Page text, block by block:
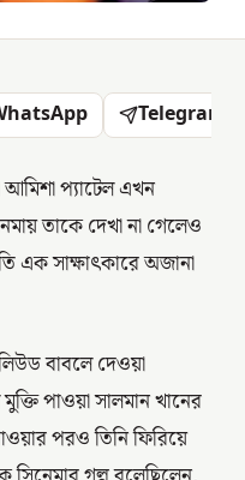
Telegram
প্যাটেল এখন
তাকে দেখা না গেলেও
এক সাক্ষাৎকারে অজানা
বাবলে দেওয়া
পাওয়া সালমান খানের
পরও তিনি ফিরিয়ে